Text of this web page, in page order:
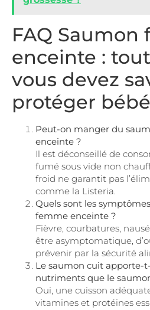
FAQ Saumon
enceinte :
vous devez
protéger bébé
Peut-on manger du
enceinte ?
Il est déconseillé de
fumé sous vide non
froid ne garantit pas
comme la Listeria.
Quels sont les
femme enceinte ?
Fièvre, courbatures,
être asymptomatique,
prévenir par la sécurité
Le saumon cuit apporte-
nutriments que le
Oui, une cuisson
vitamines et protéines